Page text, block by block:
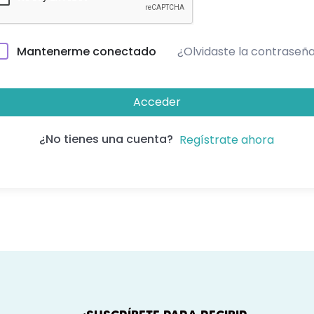
Mantenerme conectado ¿Olvidaste la
Acceder
¿No tienes una cuenta? Regístrate ahora